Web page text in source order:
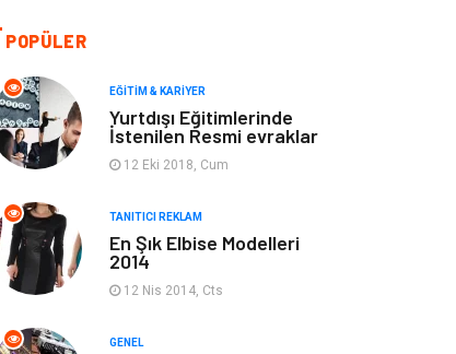
Giyim Keyif & Hobi
Ev Dekorasyon Organizasyon
Finans & Ekonomi Tatil
Anne & Çocuk
Ev İşleri
POPÜLER
EĞITIM & KARIYER
Yurtdışı Eğitimlerinde
İstenilen Resmi evraklar
12 Eki 2018, Cum
TANITICI REKLAM
En Şık Elbise Modelleri
2014
12 Nis 2014, Cts
GENEL